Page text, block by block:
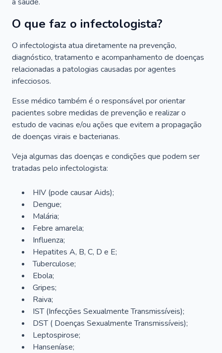
O que faz o infectologista?
O infectologista atua diretamente na prevenção,
diagnóstico, tratamento e acompanhamento de doenças
relacionadas a patologias causadas por agentes
infecciosos.
Esse médico também é o responsável por orientar
pacientes sobre medidas de prevenção e realizar o
estudo de vacinas e/ou ações que evitem a propagação
de doenças virais e bacterianas.
Veja algumas das doenças e condições que podem ser
tratadas pelo infectologista:
HIV (pode causar Aids);
Dengue;
Malária;
Febre amarela;
Influenza;
Hepatites A, B, C, D e E;
Tuberculose;
Ebola;
Gripes;
Raiva;
IST (Infecções Sexualmente Transmissíveis);
DST ( Doenças Sexualmente Transmissíveis);
Leptospirose;
Hanseníase;